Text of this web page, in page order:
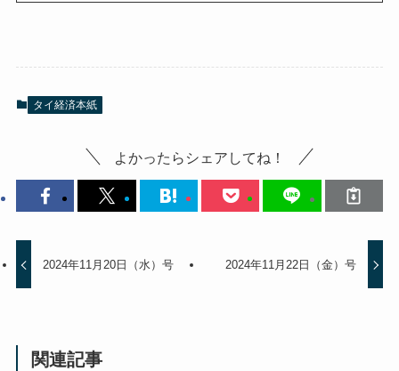
タイ経済本紙
よかったらシェアしてね！
2024年11月20日（水）号 2024年11月22日（金）号
関連記事